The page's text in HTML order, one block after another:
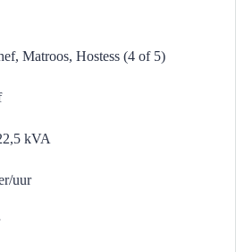
Matroos, Hostess (4 of 5)
kVA
uur